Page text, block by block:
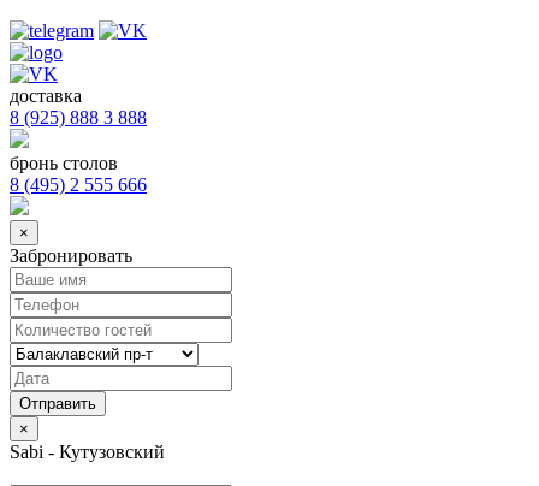
доставка
8 (925) 888 3 888
бронь столов
8 (495) 2 555 666
×
Забронировать
×
Sabi - Кутузовский